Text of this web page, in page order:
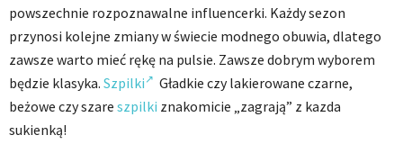
powszechnie rozpoznawalne influencerki. Każdy sezon
przynosi kolejne zmiany w świecie modnego obuwia, dlatego
zawsze warto mieć rękę na pulsie. Zawsze dobrym wyborem
będzie klasyka. Szpilki
Gładkie czy lakierowane czarne,
beżowe czy szare szpilki znakomicie „zagrają” z kazda
sukienką!